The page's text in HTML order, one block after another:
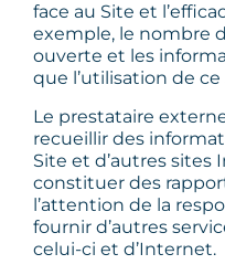
face au Site et
exemple, le nombre
ouverte et les
que l’utilisation de ce
Le prestataire
recueillir des
Site et d’autres sites
constituer des
l’attention de la
fournir d’autres
celui-ci et d’Internet.